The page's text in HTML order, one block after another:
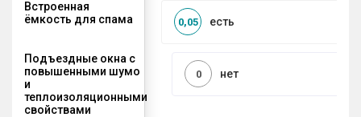
Встроенная
ёмкость для спама
есть
0,05
Подъездные окна с
повышенными шумо
и
теплоизоляционными
свойствами
нет
0